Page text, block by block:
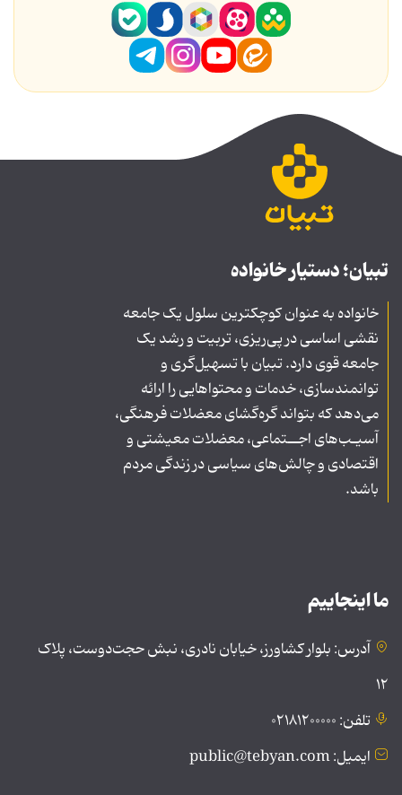
تبیان؛ دستیار خانواده
خانواده به عنوان کوچکترین سلول یک جامعه
نقشی اساسی در پی‌ریزی، تربیت و رشد یک
جامعه قوی دارد. تبیان با تسهیل‌گری و
توانمندسازی، خدمات و محتواهایی را ارائه
می‌دهد که بتواند گره‌گشای معضلات فرهنگی،
آسیـب‌های اجــتماعی، معضلات معیشتی و
اقتصادی و چالش‌های سیاسی در زندگی مردم
باشد.
ما اینجاییم
آدرس: بلوار کشاورز، خیابان نادری، نبش حجت‌دوست، پلاک
۱۲
تلفن: ۰۲۱۸۱۲۰۰۰۰۰
ایمیل: public@tebyan.com